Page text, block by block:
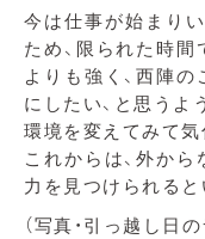
今は仕事が始まり
ため、限られた時
よりも強く、西陣
にしたい、と思うよ
環境を変えてみて気
これからは、外か
力を見つけられると
（写真・引っ越し日